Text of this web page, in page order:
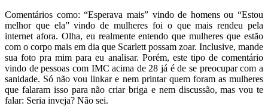
Comentários como: “Esperava mais” vindo de homens ou “Estou
melhor que ela” vindo de mulheres foi o que mais rendeu pela
internet afora. Olha, eu realmente entendo que mulheres que estão
com o corpo mais em dia que Scarlett possam zoar. Inclusive, mande
sua foto pra mim para eu analisar. Porém, este tipo de comentário
vindo de pessoas com IMC acima de 28 já é de se preocupar com a
sanidade. Só não vou linkar e nem printar quem foram as mulheres
que falaram isso para não criar briga e nem discussão, mas vou te
falar: Seria inveja? Não sei.